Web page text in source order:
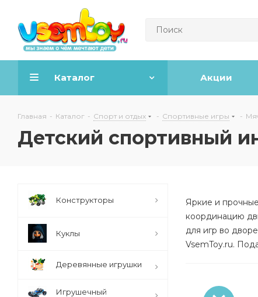
Каталог Акции
Главная - Каталог - Спорт и отдых - Спортивные игры -
Детский спортивный
Яркие и
координацию
для игр во
VsemToy.ru.
Конструкторы
Куклы
Деревянные игрушки
Игрушечный